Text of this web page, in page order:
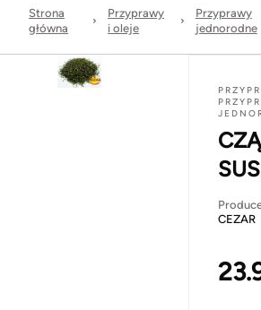
Strona
główna
Przyprawy
i oleje
Przyprawy
jednorodne
CEZAR